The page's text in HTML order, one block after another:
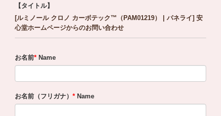
【タイトル】
[ルミノール クロノ カーボテック™（PAM01219） | パネライ] 安
心堂ホームページからのお問い合わせ
お名前 Name
お名前（フリガナ） Name